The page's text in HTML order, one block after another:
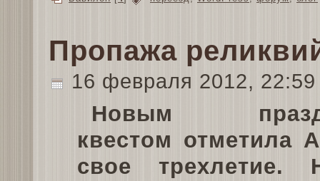
Пропажа
16 февраля 2012,
Новым
квестом отметила
свое трехлетие.